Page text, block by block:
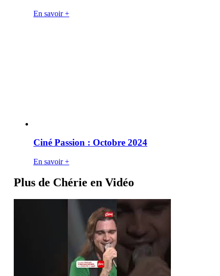
En savoir +
Ciné Passion : Octobre 2024
En savoir +
Plus de Chérie en Vidéo